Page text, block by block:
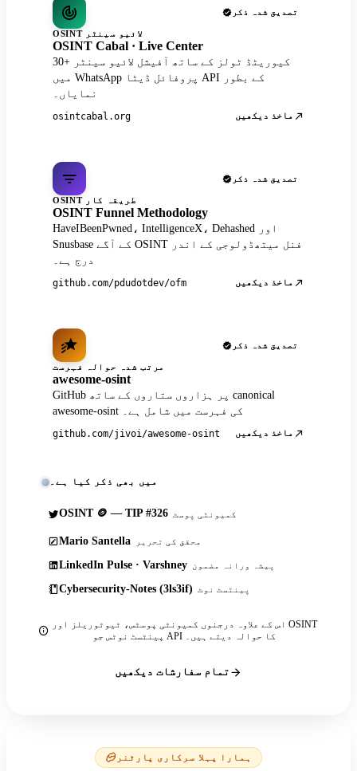
تصدیق شدہ ذکر
OSINT لائیو سینٹر
OSINT Cabal · Live Center
30+ کیوریٹڈ ٹولز کے ساتھ آفیشل لائیو سینٹر
میں WhatsApp پروفائل ڈیٹا API کے بطور
نمایاں۔
osintcabal.org ماخذ دیکھیں
تصدیق شدہ ذکر
OSINT طریقہ کار
OSINT Funnel Methodology
HaveIBeenPwned، IntelligenceX، Dehashed اور
Snusbase کے آگے OSINT فنل میتھڈولوجی کے اندر
درج ہے۔
github.com/pdudotdev/ofm ماخذ دیکھیں
تصدیق شدہ ذکر
مرتب شدہ حوالہ فہرست
awesome-osint
GitHub پر ہزاروں ستاروں کے ساتھ canonical
awesome-osint کی فہرست میں شامل ہے۔
github.com/jivoi/awesome-osint ماخذ دیکھیں
میں بھی ذکر کیا ہے۔
OSINT 🪙 — TIP #326 کمیونٹی پوسٹ
Mario Santella محقق کی تحریر
LinkedIn Pulse · Varshney پیشہ ورانہ مضمون
Cybersecurity-Notes (3ls3if) پینٹسٹ نوٹ
اس کے علاوہ درجنوں کمیونٹی پوسٹس، ٹیوٹوریلز اور OSINT
پینٹسٹ نوٹس جو API کا حوالہ دیتے ہیں۔
تمام سفارشات دیکھیں
ہمارا پہلا سرکاری پارٹنر